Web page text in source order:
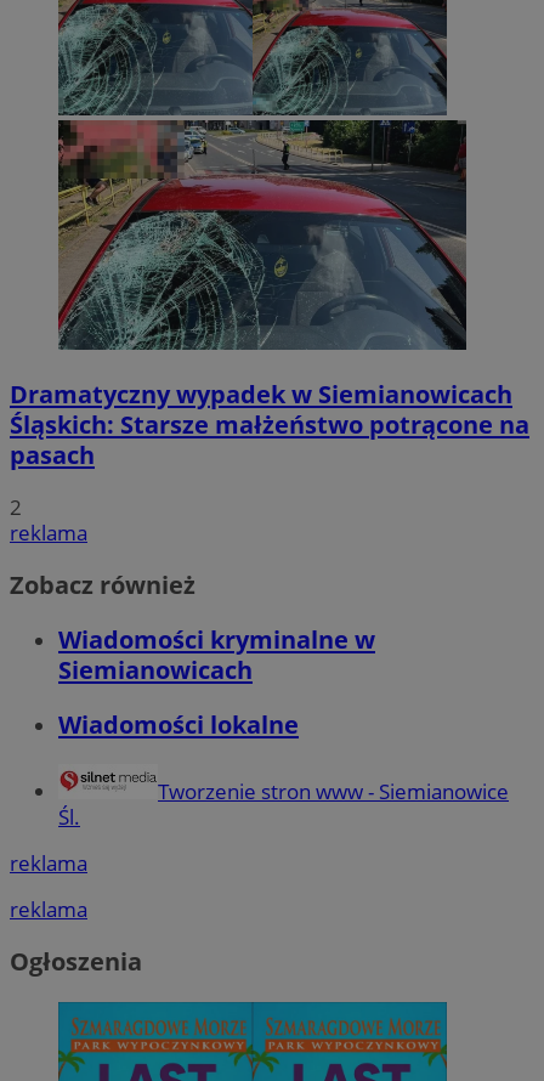
Dramatyczny wypadek w Siemianowicach
Śląskich: Starsze małżeństwo potrącone na
pasach
2
reklama
Zobacz również
Wiadomości kryminalne w
Siemianowicach
Wiadomości lokalne
Tworzenie stron www - Siemianowice
Śl.
reklama
reklama
Ogłoszenia